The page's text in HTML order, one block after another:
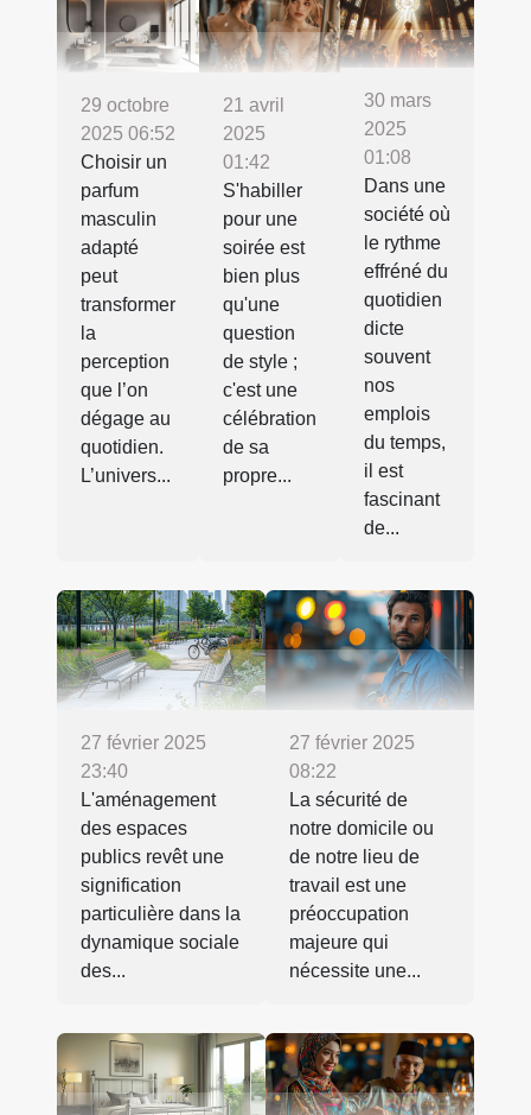
29 octobre
2025 06:52
Choisir un
parfum
masculin
adapté
peut
transformer
la
perception
que l’on
dégage au
quotidien.
L’univers...
21 avril
2025
01:42
S'habiller
pour une
soirée est
bien plus
qu'une
question
de style ;
c'est une
célébration
de sa
propre...
30 mars
2025
01:08
Dans une
société où
le rythme
effréné du
quotidien
dicte
souvent
nos
emplois
du temps,
il est
fascinant
de...
27 février 2025
23:40
L'aménagement
des espaces
publics revêt une
signification
particulière dans la
dynamique sociale
des...
27 février 2025
08:22
La sécurité de
notre domicile ou
de notre lieu de
travail est une
préoccupation
majeure qui
nécessite une...